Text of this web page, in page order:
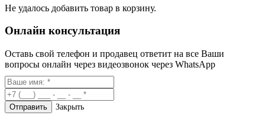
Не удалось добавить товар в корзину.
Онлайн консультация
Оставь свой телефон и продавец ответит на все Ваши
вопросы онлайн через видеозвонок через WhatsApp
Закрыть